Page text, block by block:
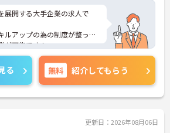
展開する大手企業の求人で
ルアップの為の制度が整って
が可能です！
接のポイントなど、さらに詳
お気軽にご相談ください。
る 無料 紹介してもらう
更新日：2026年08月06日